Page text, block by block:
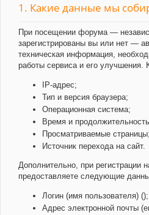
1. Какие данные мы
При посещении форума —
зарегистрированы вы или нет —
техническая информация,
работы сервиса и его улучшения.
IP-адрес;
Тип и версия браузера;
Операционная система;
Время и
Просматриваемые страницы;
Источник перехода на сайт.
Дополнительно, при регистрации
предоставляете следующие
Логин (имя пользователя) ();
Адрес электронной почты